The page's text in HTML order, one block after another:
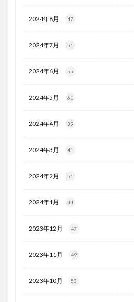
2024年8月 47
2024年7月 51
2024年6月 55
2024年5月 61
2024年4月 39
2024年3月 41
2024年2月 51
2024年1月 44
2023年12月 47
2023年11月 49
2023年10月 53